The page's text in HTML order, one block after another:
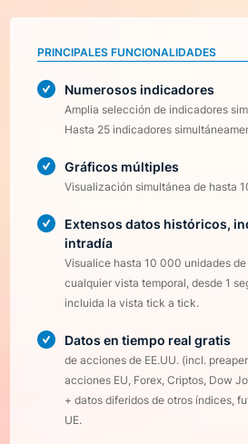
PRINCIPALES FUNCIONALIDADES
Numerosos indicadores
Amplia selección de indicadores
Hasta 25 indicadores
Gráficos múltiples
Visualización simultánea de hasta
Extensos datos históricos,
intradía
Visualice hasta 10 000 unidades
cualquier vista temporal, desde 1
incluida la vista tick a tick.
Datos en tiempo real gratis
de acciones de EE.UU. (incl.
acciones EU, Forex, Criptos, Dow
+ datos diferidos de otros índices,
UE.